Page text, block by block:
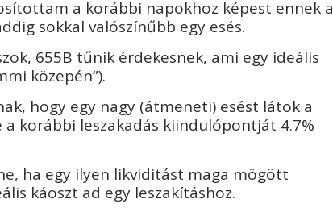
a korábbi napokhoz képest ennek a
sokkal valószínűbb egy esés.
655B tűnik érdekesnek, ami egy ideális
közepén”).
hogy egy nagy (átmeneti) esést látok a
a korábbi leszakadás kiindulópontját 4.7%
ha egy ilyen likviditást maga mögött
káoszt ad egy leszakításhoz.